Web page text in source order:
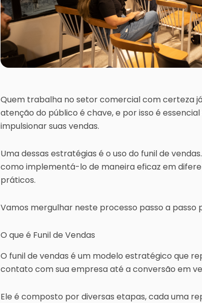
Quem trabalha no setor comercial com certeza
atenção do público é chave, e por isso é
impulsionar suas vendas.
Uma dessas estratégias é o uso do funil de
como implementá-lo de maneira eficaz em
práticos.
Vamos mergulhar neste processo passo a passo
O que é Funil de Vendas
O funil de vendas é um modelo estratégico que
contato com sua empresa até a conversão em
Ele é composto por diversas etapas, cada uma